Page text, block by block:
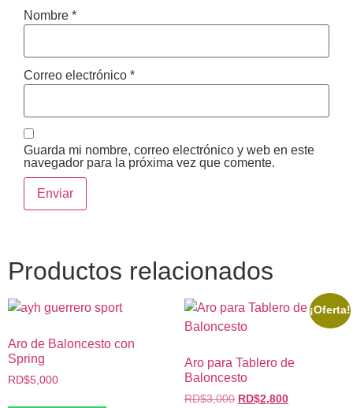
Nombre *
Correo electrónico *
Guarda mi nombre, correo electrónico y web en este
navegador para la próxima vez que comente.
Productos relacionados
Aro de Baloncesto con
Spring
RD$5,000
¡Oferta!
Aro para Tablero de
Baloncesto
RD$3,000 RD$2,800